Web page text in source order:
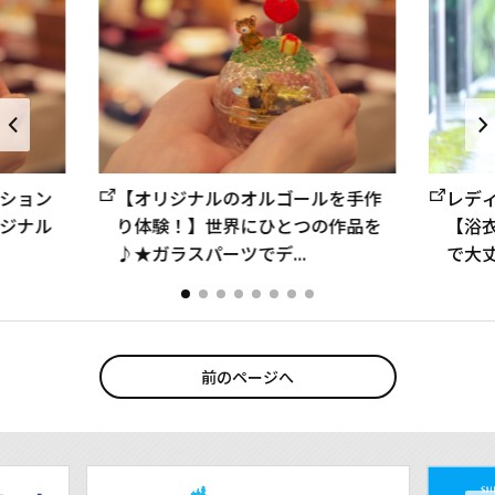
ョン
ナル
【オリジナルのオルゴールを手作
り体験！】世界にひとつの作品を
♪★ガラスパーツでデ...
レデ
【
で大
前のページへ